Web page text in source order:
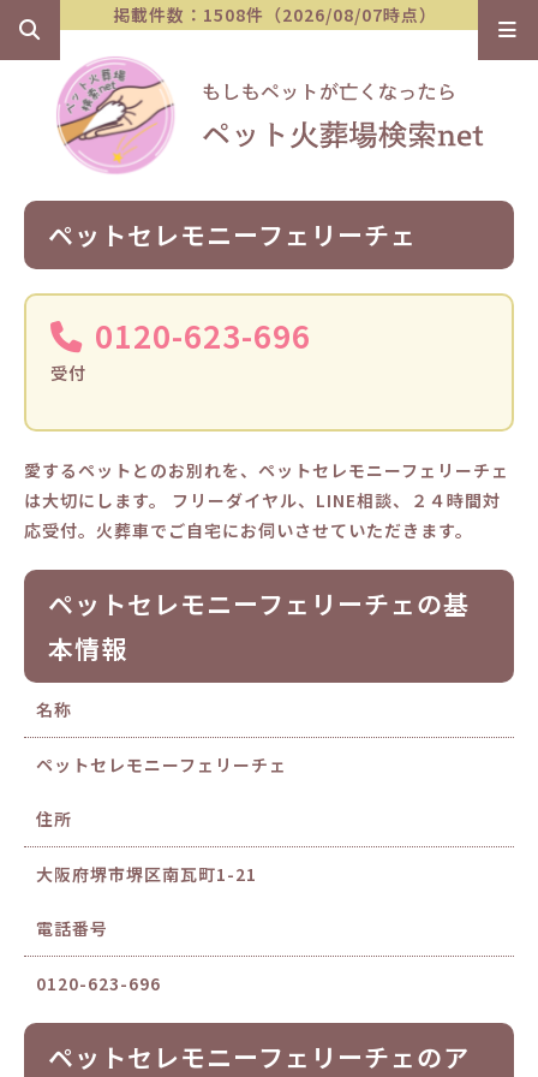
掲載件数：1508件（2026/08/07時点）
ペットセレモニーフェリーチェ
0120-623-696
受付
愛するペットとのお別れを、ペットセレモニーフェリーチェ
は大切にします。 フリーダイヤル、LINE相談、２４時間対
応受付。火葬車でご自宅にお伺いさせていただきます。
ペットセレモニーフェリーチェの基
本情報
名称
ペットセレモニーフェリーチェ
住所
大阪府堺市堺区南瓦町1-21
電話番号
0120-623-696
ペットセレモニーフェリーチェのア